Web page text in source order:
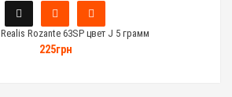
Rozante 63SP цвет J 5 грамм
225грн